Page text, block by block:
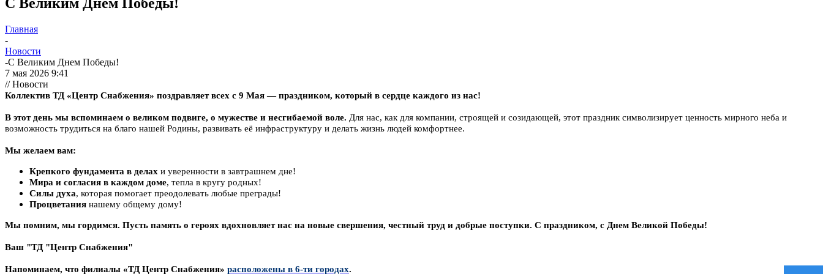
Главная
-
Новости
-С Великим Днем Победы!
7 мая 2026 9:41
// Новости
Коллектив ТД «Центр Снабжения» поздравляет всех с 9 Мая — праздником, который в сердце каждого из нас!
В этот день мы вспоминаем о великом подвиге, о мужестве и несгибаемой воле. Для нас, как для компании, строящей и созидающей, этот праздник символизирует ценность мирного неба и
возможность трудиться на благо нашей Родины, развивать её инфраструктуру и делать жизнь людей комфортнее.
Мы желаем вам:
Крепкого фундамента в делах и уверенности в завтрашнем дне!
Мира и согласия в каждом доме, тепла в кругу родных!
Силы духа, которая помогает преодолевать любые преграды!
Процветания нашему общему дому!
Мы помним, мы гордимся. Пусть память о героях вдохновляет нас на новые свершения, честный труд и добрые поступки. С праздником, с Днем Великой Победы!
Ваш "ТД "Центр Снабжения"
Напоминаем, что филиалы «ТД Центр Снабжения» расположены в 6-ти городах.